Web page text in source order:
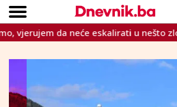
VIJESTI
SPORT
INTERVIEW
TEME
CRNA KRONIKA
LIFESTYLE
Copyright © Dnevnik.ba
da neće eskalirati u nešto